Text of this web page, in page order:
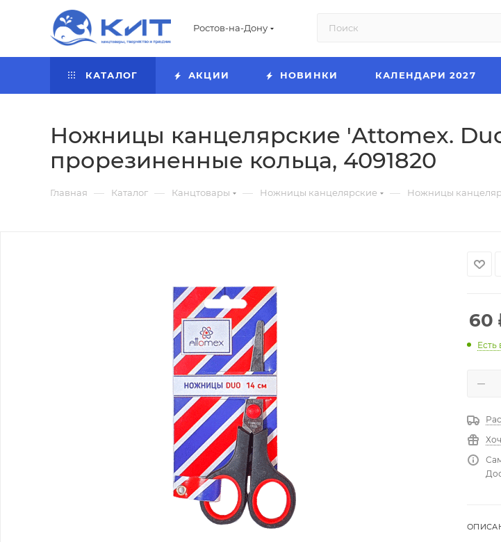
Ростов-на-Дону
КАТАЛОГ АКЦИИ НОВИНКИ КАЛЕНДАРИ 2027
Ножницы канцелярские 'Attomex.
прорезиненные кольца, 4091820
Главная — Каталог — Канцтовары — Ножницы канцелярские — Ножницы
60
Есть